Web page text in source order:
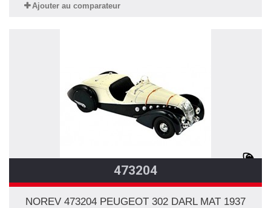
Ajouter au comparateur
473204
NOREV 473204 PEUGEOT 302 DARL MAT 1937